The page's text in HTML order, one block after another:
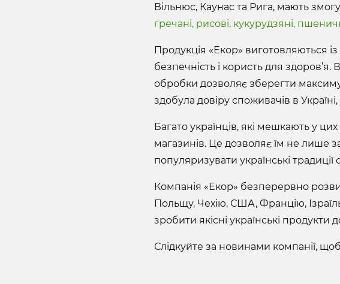
Вільнюс, Каунас та Рига, мають
гречані, рисові, кукурудзяні,
Продукція «Екор» виготовляються
безпечність і користь для
обробки дозволяє зберегти
здобула довіру споживачів в
Багато українців, які мешкають у
магазинів. Це дозволяє їм не лише
популяризувати українські
Компанія «Екор» безперервно
Польщу, Чехію, США, Францію,
зробити якісні українські продукти
Слідкуйте за новинами компанії,